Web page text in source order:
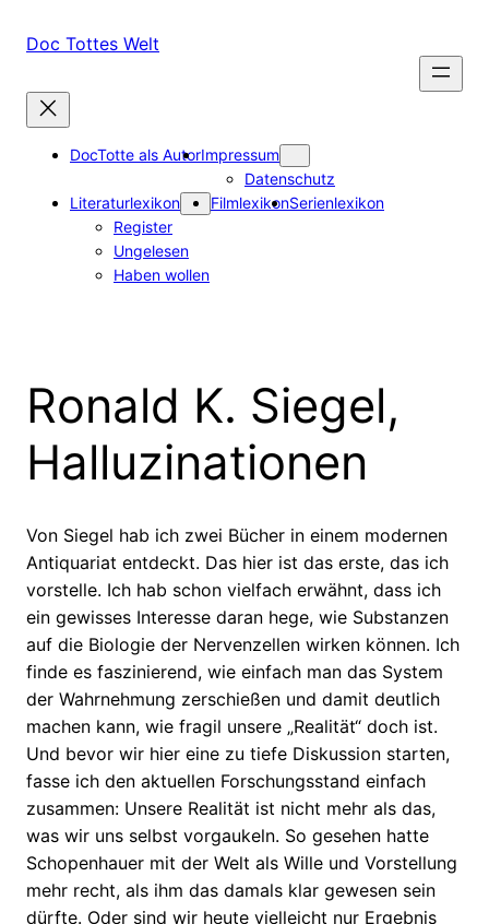
InhaltDoc Tottes Welt
DocTotte als AutorImpressum
Datenschutz
Literaturlexikon
Register
Ungelesen
Haben wollen
FilmlexikonSerienlexikon
Ronald K. Siegel,
Halluzinationen
Von Siegel hab ich zwei Bücher in einem modernen
Antiquariat entdeckt. Das hier ist das erste, das ich
vorstelle. Ich hab schon vielfach erwähnt, dass ich
ein gewisses Interesse daran hege, wie Substanzen
auf die Biologie der Nervenzellen wirken können. Ich
finde es faszinierend, wie einfach man das System
der Wahrnehmung zerschießen und damit deutlich
machen kann, wie fragil unsere „Realität“ doch ist.
Und bevor wir hier eine zu tiefe Diskussion starten,
fasse ich den aktuellen Forschungsstand einfach
zusammen: Unsere Realität ist nicht mehr als das,
was wir uns selbst vorgaukeln. So gesehen hatte
Schopenhauer mit der Welt als Wille und Vorstellung
mehr recht, als ihm das damals klar gewesen sein
dürfte. Oder sind wir heute vielleicht nur Ergebnis